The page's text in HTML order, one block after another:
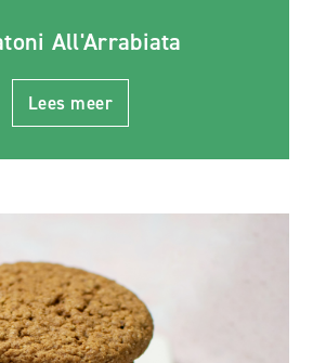
All'Arrabiata
Lees meer